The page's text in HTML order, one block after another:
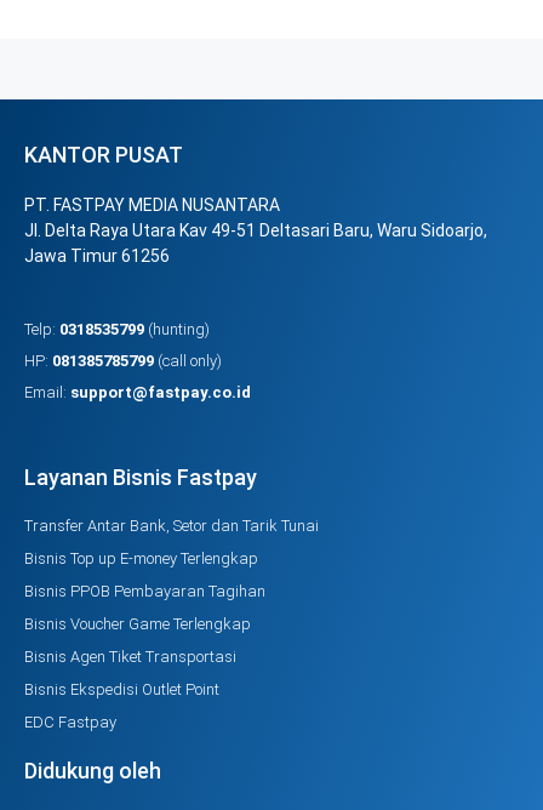
KANTOR PUSAT
PT. FASTPAY MEDIA NUSANTARA
Jl. Delta Raya Utara Kav 49-51 Deltasari Baru, Waru Sidoarjo,
Jawa Timur 61256
Telp: 0318535799 (hunting)
HP: 081385785799 (call only)
Email: support@fastpay.co.id
Layanan Bisnis Fastpay
Transfer Antar Bank, Setor dan Tarik Tunai
Bisnis Top up E-money Terlengkap
Bisnis PPOB Pembayaran Tagihan
Bisnis Voucher Game Terlengkap
Bisnis Agen Tiket Transportasi
Bisnis Ekspedisi Outlet Point
EDC Fastpay
Didukung oleh